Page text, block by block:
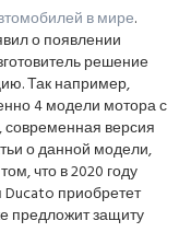
в мире.
о появлении
решение
Так например,
4 модели мотора с
версия
о данной модели,
что в 2020 году
приобретет
предложит защиту